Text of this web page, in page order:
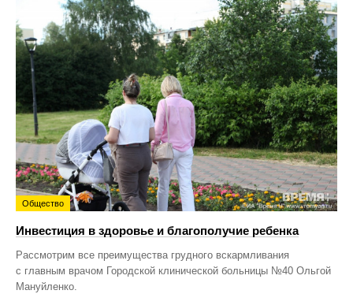
Общество
Инвестиция в здоровье и благополучие ребенка
Рассмотрим все преимущества грудного вскармливания
с главным врачом Городской клинической больницы №40 Ольгой
Мануйленко.